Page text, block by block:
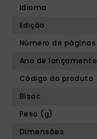
Idioma
Edição
Número de páginas
Ano de lançamento
Código do produto
Bisac
Peso (g)
Dimensões